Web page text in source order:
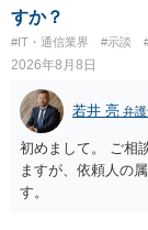
すか？
#IT・通信業界 #示談
2026年8月8日
若井 亮 弁
初めまして。 ご相
ますが、依頼人の
す。